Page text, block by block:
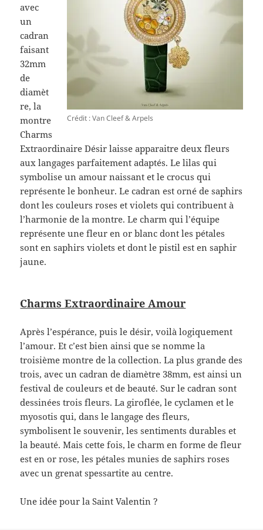
Crédit : Van Cleef & Arpels
avec
un
cadran
faisant
32mm
de
diamèt
re, la
montre
Charms
Extraordinaire Désir laisse apparaitre deux fleurs
aux langages parfaitement adaptés. Le lilas qui
symbolise un amour naissant et le crocus qui
représente le bonheur. Le cadran est orné de saphirs
dont les couleurs roses et violets qui contribuent à
l’harmonie de la montre. Le charm qui l’équipe
représente une fleur en or blanc dont les pétales
sont en saphirs violets et dont le pistil est en saphir
jaune.
Charms Extraordinaire Amour
Après l’espérance, puis le désir, voilà logiquement
l’amour. Et c’est bien ainsi que se nomme la
troisième montre de la collection. La plus grande des
trois, avec un cadran de diamètre 38mm, est ainsi un
festival de couleurs et de beauté. Sur le cadran sont
dessinées trois fleurs. La giroflée, le cyclamen et le
myosotis qui, dans le langage des fleurs,
symbolisent le souvenir, les sentiments durables et
la beauté. Mais cette fois, le charm en forme de fleur
est en or rose, les pétales munies de saphirs roses
avec un grenat spessartite au centre.
Une idée pour la Saint Valentin ?